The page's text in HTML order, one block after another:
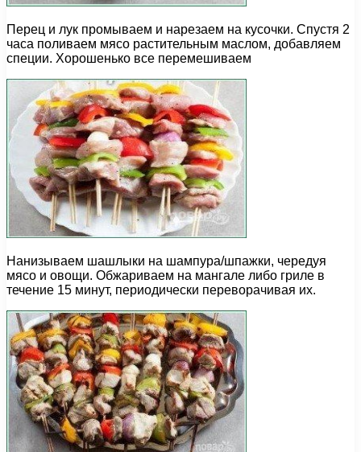
Перец и лук промываем и нарезаем на кусочки. Спустя 2
часа поливаем мясо растительным маслом, добавляем
специи. Хорошенько все перемешиваем
Нанизываем шашлыки на шампура/шпажки, чередуя
мясо и овощи. Обжариваем на мангале либо гриле в
течение 15 минут, периодически переворачивая их.